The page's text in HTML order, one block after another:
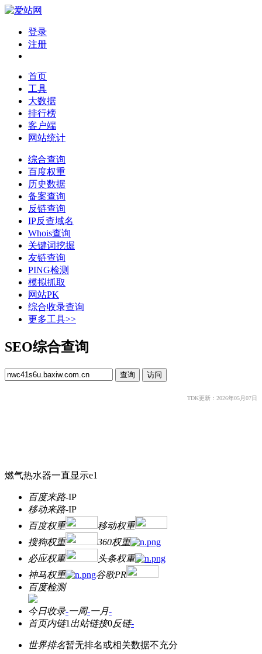
登录
注册
首页
工具
大数据
排行榜
客户端
网站统计
综合查询
百度权重
历史数据
备案查询
反链查询
IP反查域名
Whois查询
关键词挖掘
友链查询
PING检测
模拟抓取
网站PK
综合收录查询
更多工具>>
SEO综合查询
TDK更新：2026年05月07日
燃气热水器一直显示e1
百度来路-IP
移动来路-IP
百度权重
移动权重
搜狗权重
360权重
必应权重
头条权重
神马权重
谷歌PR
百度检测
今日收录-一周-一月-
首页内链1 出站链接0反链-
世界排名暂无排名或相关数据不充分